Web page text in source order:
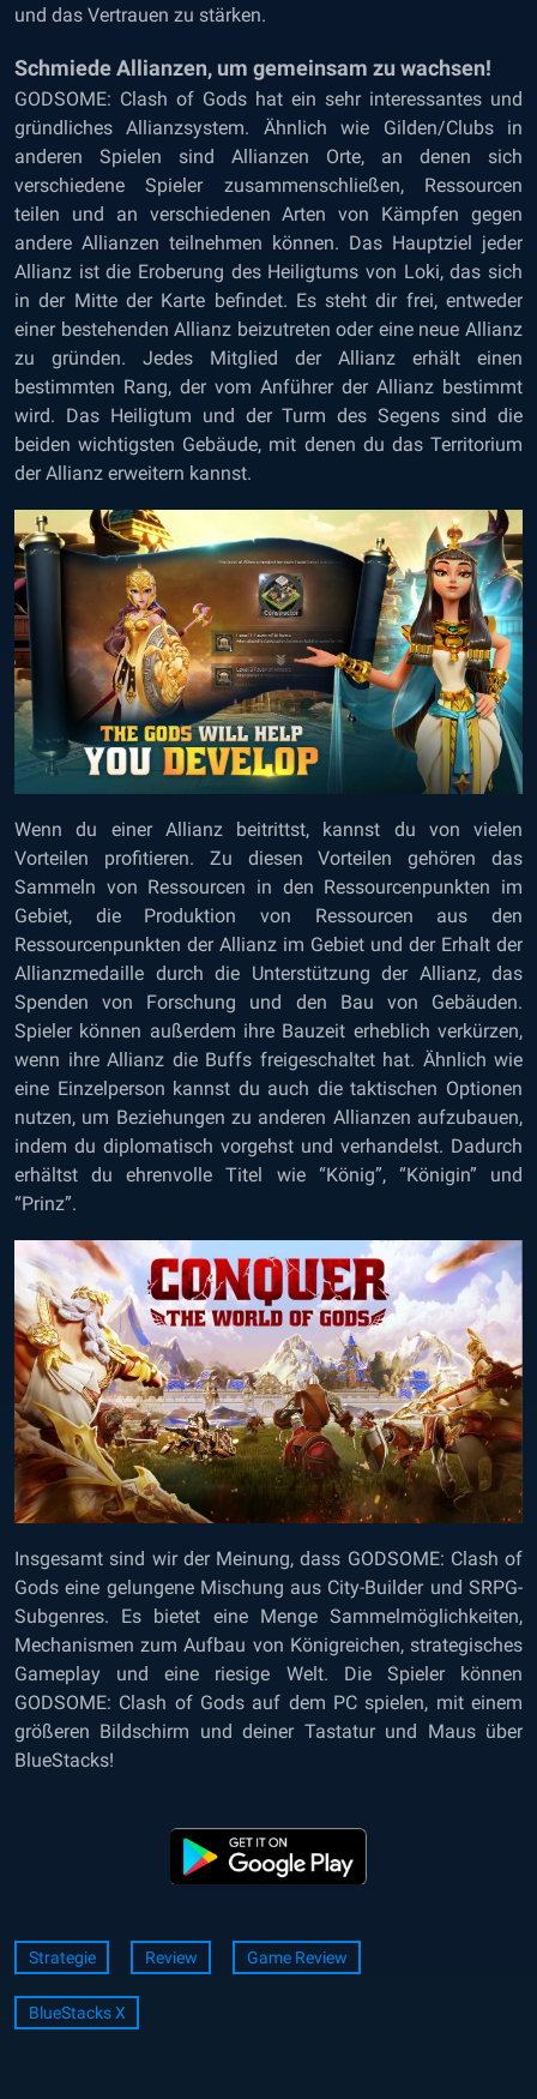
und das Vertrauen zu stärken.
Schmiede Allianzen, um gemeinsam zu wachsen!
GODSOME: Clash of Gods hat ein sehr interessantes und
gründliches Allianzsystem. Ähnlich wie Gilden/Clubs in
anderen Spielen sind Allianzen Orte, an denen sich
verschiedene Spieler zusammenschließen, Ressourcen
teilen und an verschiedenen Arten von Kämpfen gegen
andere Allianzen teilnehmen können. Das Hauptziel jeder
Allianz ist die Eroberung des Heiligtums von Loki, das sich
in der Mitte der Karte befindet. Es steht dir frei, entweder
einer bestehenden Allianz beizutreten oder eine neue Allianz
zu gründen. Jedes Mitglied der Allianz erhält einen
bestimmten Rang, der vom Anführer der Allianz bestimmt
wird. Das Heiligtum und der Turm des Segens sind die
beiden wichtigsten Gebäude, mit denen du das Territorium
der Allianz erweitern kannst.
Wenn du einer Allianz beitrittst, kannst du von vielen
Vorteilen profitieren. Zu diesen Vorteilen gehören das
Sammeln von Ressourcen in den Ressourcenpunkten im
Gebiet, die Produktion von Ressourcen aus den
Ressourcenpunkten der Allianz im Gebiet und der Erhalt der
Allianzmedaille durch die Unterstützung der Allianz, das
Spenden von Forschung und den Bau von Gebäuden.
Spieler können außerdem ihre Bauzeit erheblich verkürzen,
wenn ihre Allianz die Buffs freigeschaltet hat. Ähnlich wie
eine Einzelperson kannst du auch die taktischen Optionen
nutzen, um Beziehungen zu anderen Allianzen aufzubauen,
indem du diplomatisch vorgehst und verhandelst. Dadurch
erhältst du ehrenvolle Titel wie “König”, “Königin” und
“Prinz”.
Insgesamt sind wir der Meinung, dass GODSOME: Clash of
Gods eine gelungene Mischung aus City-Builder und SRPG-
Subgenres. Es bietet eine Menge Sammelmöglichkeiten,
Mechanismen zum Aufbau von Königreichen, strategisches
Gameplay und eine riesige Welt. Die Spieler können
GODSOME: Clash of Gods auf dem PC spielen, mit einem
größeren Bildschirm und deiner Tastatur und Maus über
BlueStacks!
Strategie Review Game Review
BlueStacks X